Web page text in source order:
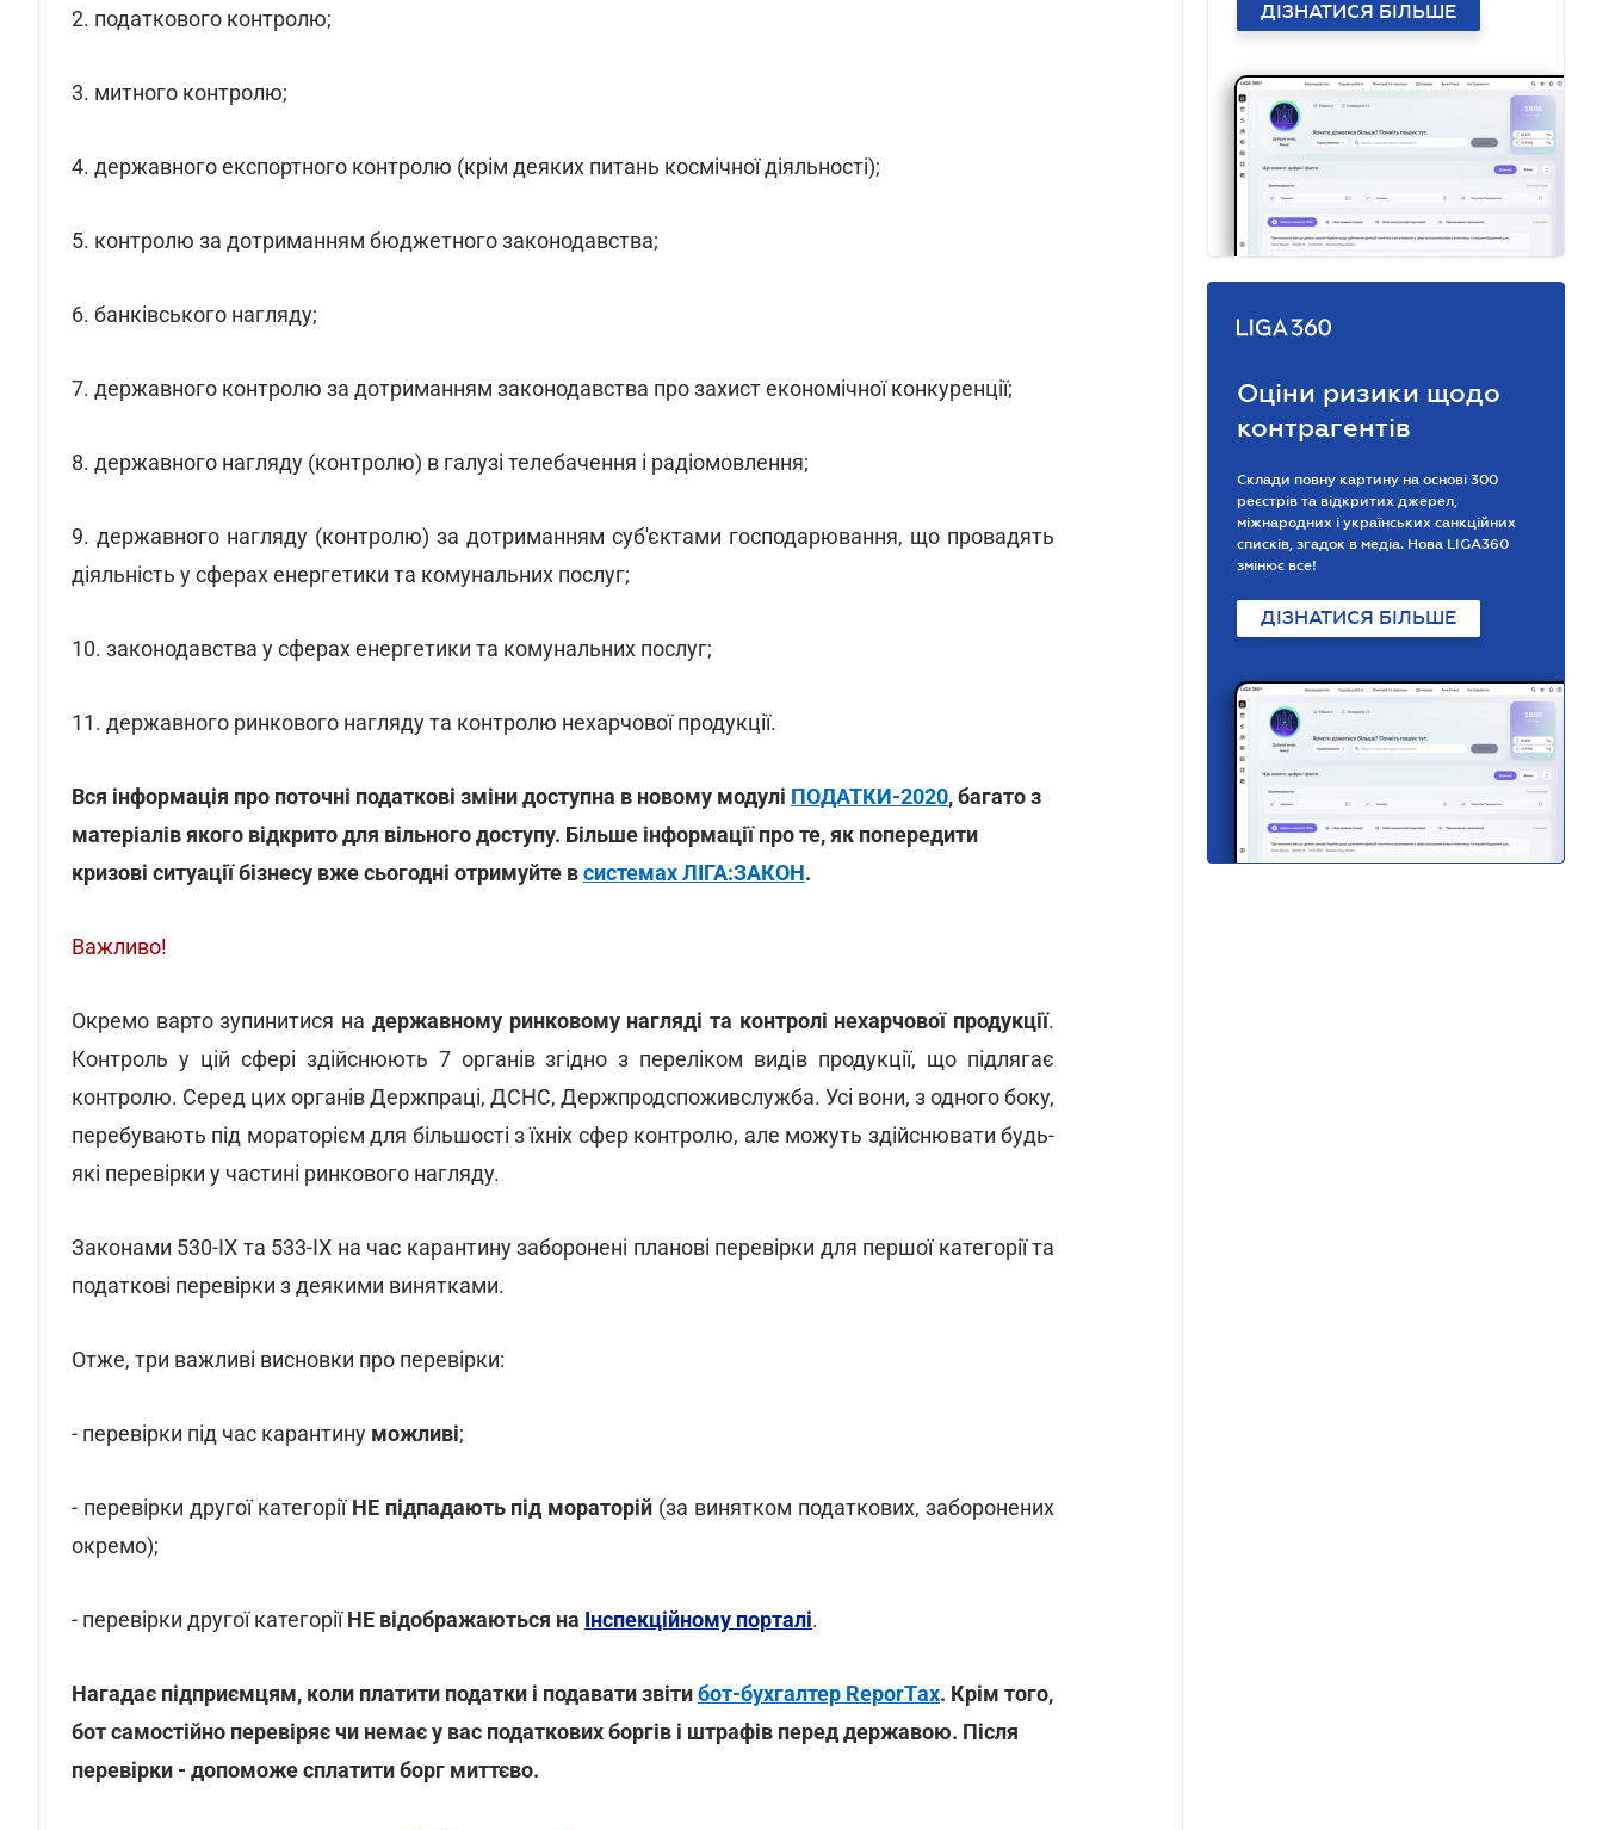
2. податкового контролю;
3. митного контролю;
4. державного експортного контролю (крім деяких питань космічної діяльності);
5. контролю за дотриманням бюджетного законодавства;
6. банківського нагляду;
7. державного контролю за дотриманням законодавства про захист економічної конкуренції;
8. державного нагляду (контролю) в галузі телебачення і радіомовлення;
9. державного нагляду (контролю) за дотриманням суб'єктами господарювання, що провадять
діяльність у сферах енергетики та комунальних послуг;
10. законодавства у сферах енергетики та комунальних послуг;
11. державного ринкового нагляду та контролю нехарчової продукції.
Вся інформація про поточні податкові зміни доступна в новому модулі ПОДАТКИ-2020, багато з
матеріалів якого відкрито для вільного доступу. Більше інформації про те, як попередити
кризові ситуації бізнесу вже сьогодні отримуйте всистемах ЛІГА:ЗАКОН.
Важливо!
Окремо варто зупинитися на державному ринковому нагляді та контролі нехарчової продукції.
Контроль у цій сфері здійснюють 7 органів згідно з переліком видів продукції, що підлягає
контролю. Серед цих органів Держпраці, ДСНС, Держпродспоживслужба. Усі вони, з одного боку,
перебувають під мораторієм для більшості з їхніх сфер контролю, але можуть здійснювати будь-
які перевірки у частині ринкового нагляду.
Законами 530-ІХ та 533-ІХ на час карантину заборонені планові перевірки для першої категорії та
податкові перевірки з деякими винятками.
Отже, три важливі висновки про перевірки:
- перевірки під час карантину можливі;
- перевірки другої категорії НЕ підпадають під мораторій (за винятком податкових, заборонених
окремо);
- перевірки другої категоріїНЕ відображаються на Інспекційному порталі.
Нагадає підприємцям, коли платити податки і подавати звітибот-бухгалтер ReporTах. Крім того,
бот самостійно перевіряє чи немає у вас податкових боргів і штрафів перед державою. Після
перевірки - допоможе сплатити борг миттєво.
ДІЗНАТИСЯ БІЛЬШЕ
Оціни ризики щодо
контрагентів
Склади повну картину на основі 300
реєстрів та відкритих джерел,
міжнародних і українських санкційних
списків, згадок в медіа. Нова LIGA360
змінює все!
ДІЗНАТИСЯ БІЛЬШЕ